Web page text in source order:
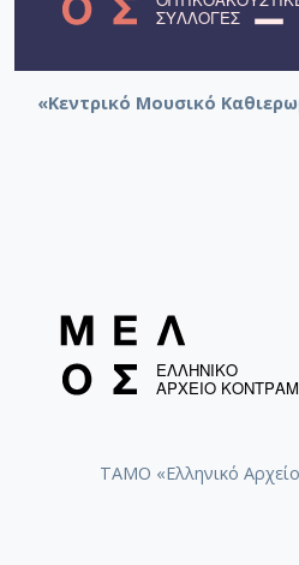
«Κεντρικό Μουσικό
ΤΑΜΟ «Ελληνικό